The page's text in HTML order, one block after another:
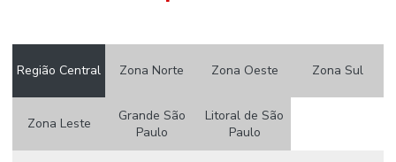
Etiquetas Adesivas
Etiquetas Adesivas 105 X 50mm
Etiquetas Adesivas Em Couche No Paraná
Etiquetas Adesivas Em Rolos
Região Central Zona Norte Zona Oeste Zona Sul
Zona Leste
Grande São
Paulo
Litoral de São
Paulo